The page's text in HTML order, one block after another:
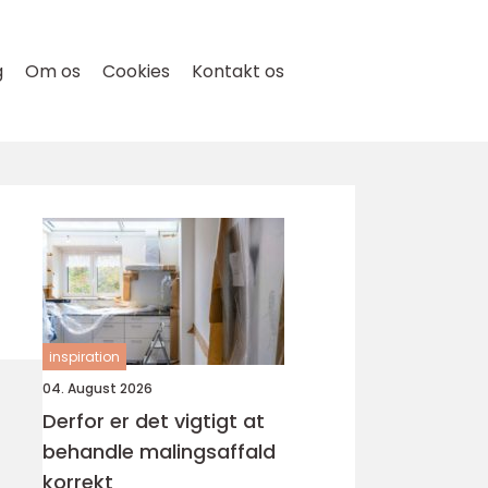
Om os Cookies Kontakt os
inspiration
04. August 2026
Derfor er det vigtigt at
behandle malingsaffald
korrekt